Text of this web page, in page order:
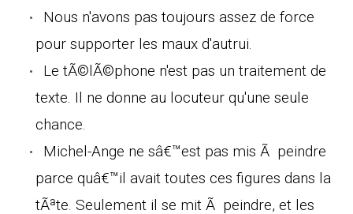
Nous n'avons pas toujours assez de force
pour supporter les maux d'autrui.
Le tÃ©lÃ©phone n'est pas un traitement de
texte. Il ne donne au locuteur qu'une seule
chance.
Michel-Ange ne sâ€™est pas mis Ã peindre
parce quâ€™il avait toutes ces figures dans la
tÃªte. Seulement il se mit Ã peindre, et les